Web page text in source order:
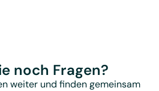
noch Fragen?
weiter und finden gemeinsam